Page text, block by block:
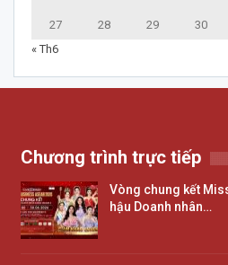
27 28 29 30
« Th6
Chương trình trực tiếp
Vòng chung kết
hậu Doanh nhân…